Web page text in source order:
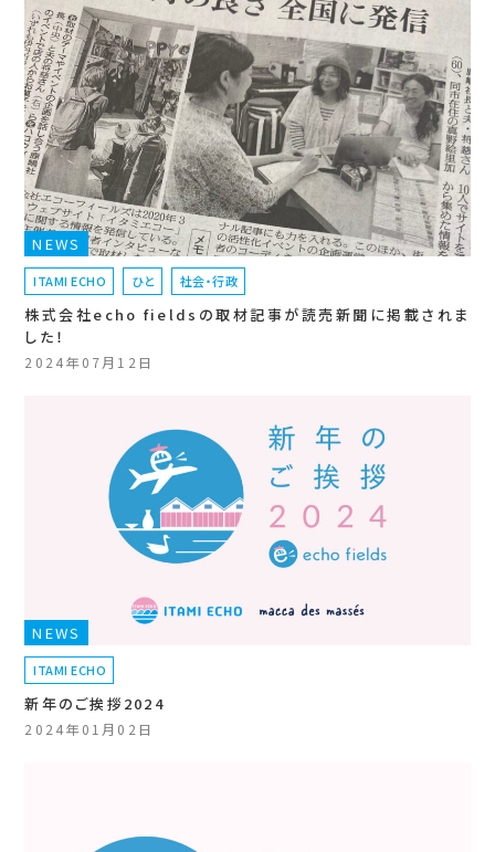
NEWS
ITAMI ECHO ひと 社会・行政
株式会社echo fieldsの取材記事が読売新聞に掲載されま
した！
2024年07月12日
NEWS
ITAMI ECHO
新年のご挨拶2024
2024年01月02日